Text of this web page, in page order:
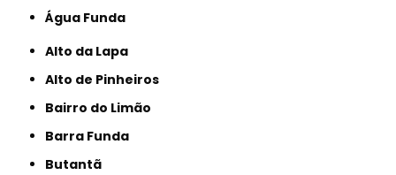
Água Funda
Alto da Lapa
Alto de Pinheiros
Bairro do Limão
Barra Funda
Butantã